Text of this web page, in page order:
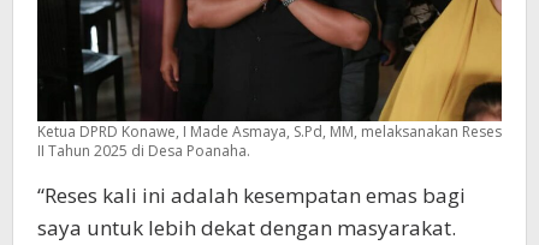
Ketua DPRD Konawe, I Made Asmaya, S.Pd, MM, melaksanakan Reses
II Tahun 2025 di Desa Poanaha.
“Reses kali ini adalah kesempatan emas bagi
saya untuk lebih dekat dengan masyarakat.